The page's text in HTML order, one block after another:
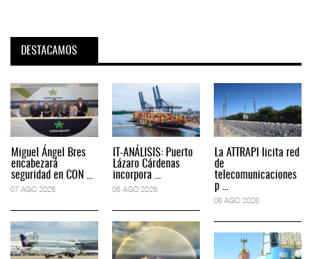
DESTACAMOS
Miguel Ángel Bres
encabezará
seguridad en CON ...
07 AGO 2026
IT-ANÁLISIS: Puerto
Lázaro Cárdenas
incorpora ...
06 AGO 2026
La ATTRAPI licita red
de
telecomunicaciones
p ...
06 AGO 2026